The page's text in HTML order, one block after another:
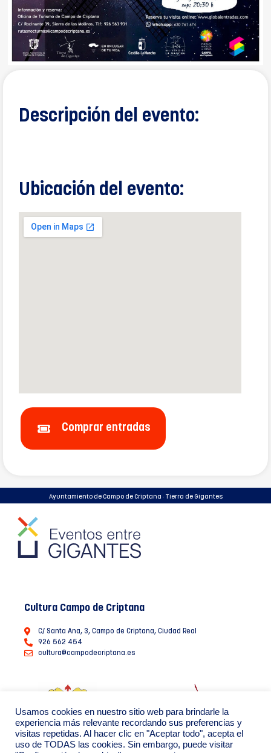
Descripción del evento:
Ubicación del evento:
Comprar entradas
Ayuntamiento de Campo de Criptana · Tierra de Gigantes
Cultura Campo de Criptana
C/ Santa Ana, 3, Campo de Criptana, Ciudad Real
926 562 454
cultura@campodecriptana.es
Usamos cookies en nuestro sitio web para brindarle la
experiencia más relevante recordando sus preferencias y
visitas repetidas. Al hacer clic en "Aceptar todo", acepta el
uso de TODAS las cookies. Sin embargo, puede visitar